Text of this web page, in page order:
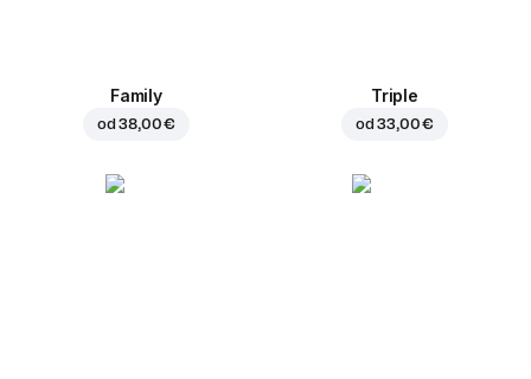
Family
od38,00 €
Triple
od33,00 €